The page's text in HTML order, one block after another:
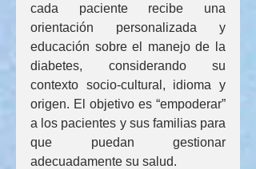
cada paciente recibe una
orientación personalizada y
educación sobre el manejo de la
diabetes, considerando su
contexto socio-cultural, idioma y
origen. El objetivo es “empoderar”
a los pacientes y sus familias para
que puedan gestionar
adecuadamente su salud.